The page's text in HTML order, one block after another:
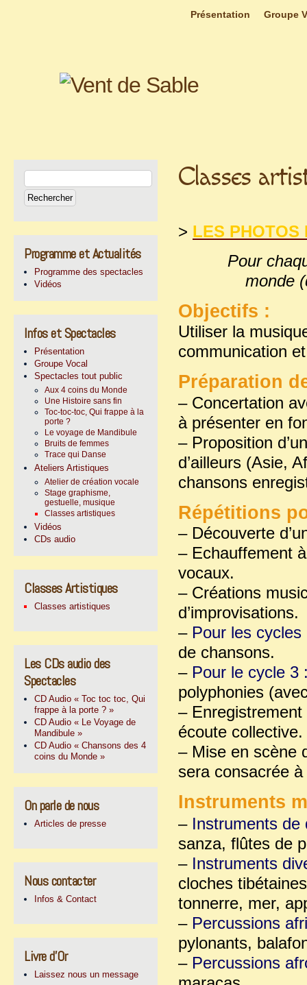
Présentation Groupe
Classes
> LES PHOTOS
Pour
monde
Objectifs :
Utiliser la
communication
Préparation
– Concertation
à présenter en
– Proposition
d’ailleurs (Asie,
chansons
Répétitions
– Découverte
– Echauffement
vocaux.
– Créations
d’improvisations.
– Pour les cycles
de chansons.
– Pour le cycle 3
polyphonies
– Enregistrement
écoute collective.
– Mise en scène
sera consacrée
Instruments
– Instruments de
sanza, flûtes de
– Instruments
cloches
tonnerre, mer,
– Percussions
pylonants,
– Percussions
Programme et Actualités
Programme des spectacles
Vidéos
Infos et Spectacles
Présentation
Groupe Vocal
Spectacles tout public
Aux 4 coins du Monde
Une Histoire sans fin
Toc-toc-toc, Qui frappe à la
porte ?
Le voyage de Mandibule
Bruits de femmes
Trace qui Danse
Ateliers Artistiques
Atelier de création vocale
Stage graphisme,
gestuelle, musique
Classes artistiques
Vidéos
CDs audio
Classes Artistiques
Classes artistiques
Les CDs audio des
Spectacles
CD Audio « Toc toc toc, Qui
frappe à la porte ? »
CD Audio « Le Voyage de
Mandibule »
CD Audio « Chansons des 4
coins du Monde »
On parle de nous
Articles de presse
Nous contacter
Infos & Contact
Livre d’Or
Laissez nous un message